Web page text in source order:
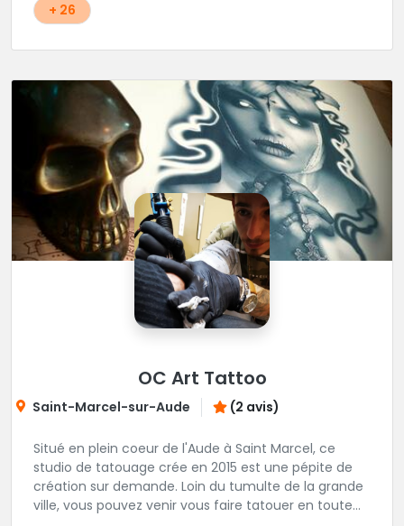
+ 26
OC Art Tattoo
Saint-Marcel-sur-Aude (2 avis)
Situé en plein coeur de l'Aude à Saint Marcel, ce
studio de tatouage crée en 2015 est une pépite de
création sur demande. Loin du tumulte de la grande
ville, vous pouvez venir vous faire tatouer en toute